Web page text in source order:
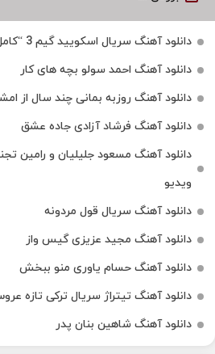
دانلود آهنگ سریال اسکویید گیم 3 “کامل” آپدیت 2025
دانلود آهنگ احمد سولو بچه های کار
دانلود آهنگ روزبه بمانی چند سال از
دانلود آهنگ فرشاد آزادی جاده عشق
ویدیو
دانلود آهنگ سریال قول مردونه
دانلود آهنگ مجید عزیزی گیس واز
دانلود آهنگ حسام یاوری منو ببخش
دانلود آهنگ تیتراژ سریال ترکی تازه
دانلود آهنگ شاهین بنان پدر